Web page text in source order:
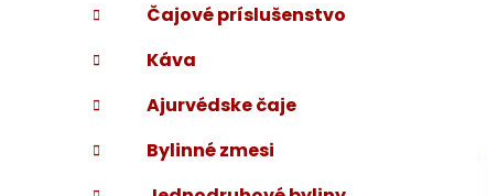
Čajové príslušenstvo
Káva
Ajurvédske čaje
Bylinné zmesi